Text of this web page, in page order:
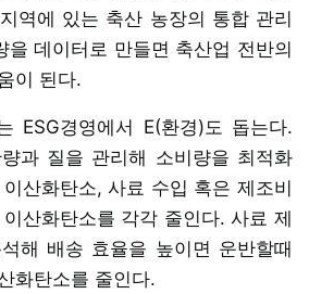
역에 있는 축산 농장의 통합 관리
을 데이터로 만들면 축산업 전반의
이 된다.
ESG경영에서 E(환경)도 돕는다.
과 질을 관리해 소비량을 최적화
산화탄소, 사료 수입 혹은 제조비
산화탄소를 각각 줄인다. 사료 제
해 배송 효율을 높이면 운반할때
화탄소를 줄인다.